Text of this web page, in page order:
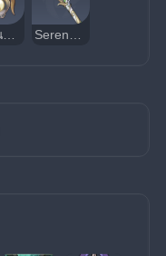
ญินในขวดวิเศษ - Liloupar